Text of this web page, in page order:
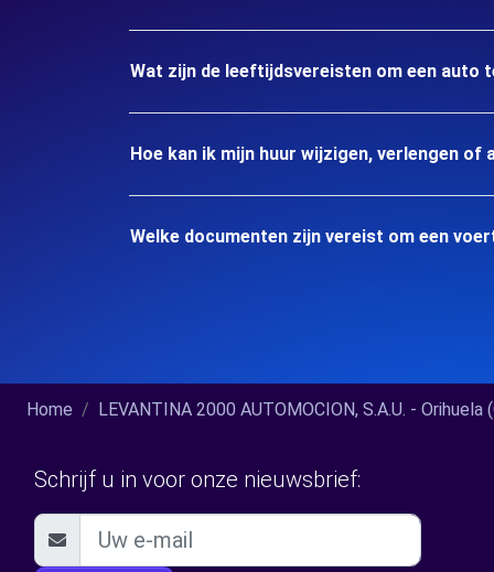
Wat zijn de leeftijdsvereisten om een auto
Hoe kan ik mijn huur wijzigen, verlengen of
Welke documenten zijn vereist om een
Home LEVANTINA 2000 AUTOMOCION, S.A.U. - Orihuela
Schrijf u in voor onze nieuwsbrief: